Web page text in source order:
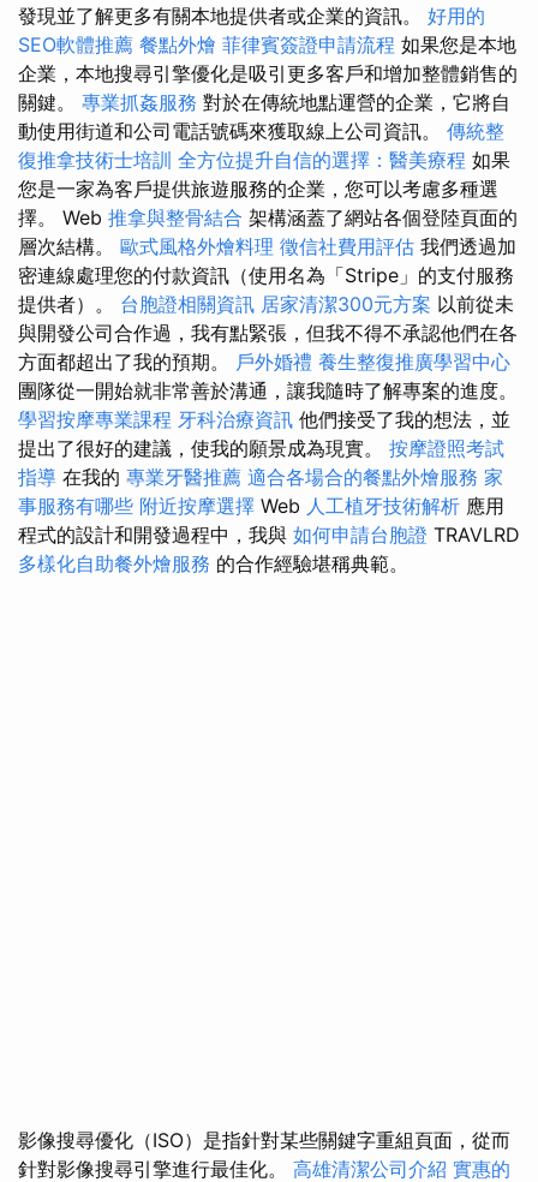
發現並了解更多有關本地提供者或企業的資訊。 好用的
SEO軟體推薦 餐點外燴 菲律賓簽證申請流程 如果您是本地
企業，本地搜尋引擎優化是吸引更多客戶和增加整體銷售的
關鍵。 專業抓姦服務 對於在傳統地點運營的企業，它將自
動使用街道和公司電話號碼來獲取線上公司資訊。 傳統整
復推拿技術士培訓 全方位提升自信的選擇：醫美療程 如果
您是一家為客戶提供旅遊服務的企業，您可以考慮多種選
擇。 Web 推拿與整骨結合 架構涵蓋了網站各個登陸頁面的
層次結構。 歐式風格外燴料理 徵信社費用評估 我們透過加
密連線處理您的付款資訊（使用名為「Stripe」的支付服務
提供者）。 台胞證相關資訊 居家清潔300元方案 以前從未
與開發公司合作過，我有點緊張，但我不得不承認他們在各
方面都超出了我的預期。 戶外婚禮 養生整復推廣學習中心
團隊從一開始就非常善於溝通，讓我隨時了解專案的進度。
學習按摩專業課程 牙科治療資訊 他們接受了我的想法，並
提出了很好的建議，使我的願景成為現實。 按摩證照考試
指導 在我的 專業牙醫推薦 適合各場合的餐點外燴服務 家
事服務有哪些 附近按摩選擇 Web 人工植牙技術解析 應用
程式的設計和開發過程中，我與 如何申請台胞證 TRAVLRD
多樣化自助餐外燴服務 的合作經驗堪稱典範。
影像搜尋優化（ISO）是指針對某些關鍵字重組頁面，從而
針對影像搜尋引擎進行最佳化。 高雄清潔公司介紹 實惠的